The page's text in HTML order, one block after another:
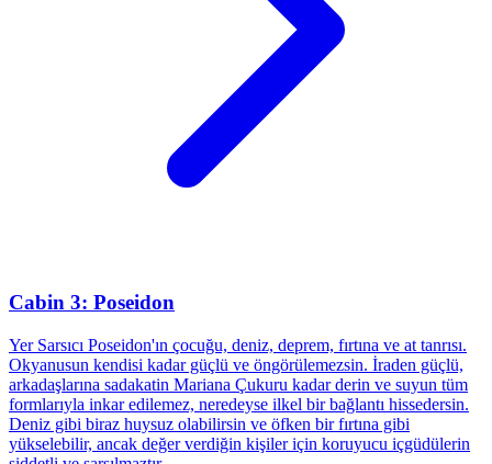
Cabin 3: Poseidon
Yer Sarsıcı Poseidon'ın çocuğu, deniz, deprem, fırtına ve at tanrısı.
Okyanusun kendisi kadar güçlü ve öngörülemezsin. İraden güçlü,
arkadaşlarına sadakatin Mariana Çukuru kadar derin ve suyun tüm
formlarıyla inkar edilemez, neredeyse ilkel bir bağlantı hissedersin.
Deniz gibi biraz huysuz olabilirsin ve öfken bir fırtına gibi
yükselebilir, ancak değer verdiğin kişiler için koruyucu içgüdülerin